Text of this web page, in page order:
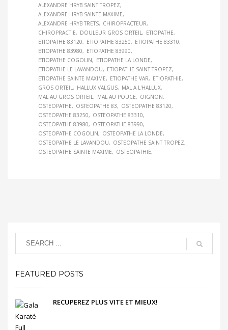
ALEXANDRE HRYB SAINT TROPEZ
ALEXANDRE HRYB SAINTE MAXIME
ALEXANDRE HRYB TRETS
CHIROPRACTEUR
CHIROPRACTIE
DOULEUR GROS ORTEIL
ETIOPATHE
ETIOPATHE 83120
ETIOPATHE 83250
ETIOPATHE 83310
ETIOPATHE 83980
ETIOPATHE 83990
ETIOPATHE COGOLIN
ETIOPATHE LA LONDE
ETIOPATHE LE LAVANDOU
ETIOPATHE SAINT TROPEZ
ETIOPATHE SAINTE MAXIME
ETIOPATHE VAR
ETIOPATHIE
GROS ORTEIL
HALLUX VALGUS
MAL A L'HALLUX
MAL AU GROS ORTEIL
MAL AU POUCE
OIGNON
OSTEOPATHE
OSTEOPATHE 83
OSTEOPATHE 83120
OSTEOPATHE 83250
OSTEOPATHE 83310
OSTEOPATHE 83980
OSTEOPATHE 83990
OSTEOPATHE COGOLIN
OSTEOPATHE LA LONDE
OSTEOPATHE LE LAVANDOU
OSTEOPATHE SAINT TROPEZ
OSTEOPATHE SAINTE MAXIME
OSTEOPATHIE
FEATURED POSTS
RECUPEREZ PLUS VITE ET MIEUX!